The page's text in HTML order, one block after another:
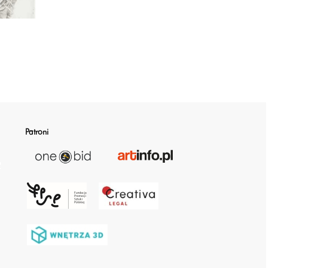
Patroni